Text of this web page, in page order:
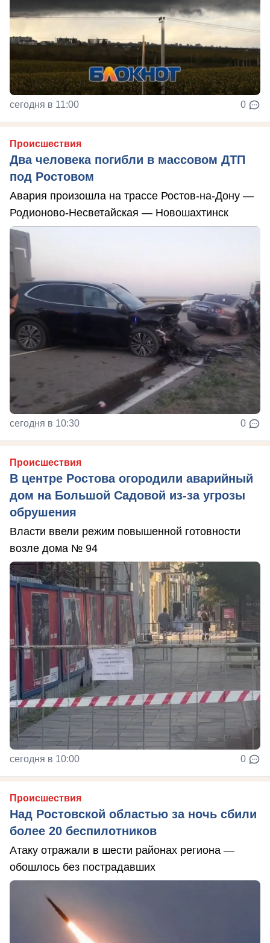
сегодня в 11:00 0
Происшествия
Два человека погибли в массовом ДТП
под Ростовом
Авария произошла на трассе Ростов-на-Дону —
Родионово-Несветайская — Новошахтинск
сегодня в 10:30 0
Происшествия
В центре Ростова огородили аварийный
дом на Большой Садовой из-за угрозы
обрушения
Власти ввели режим повышенной готовности
возле дома № 94
сегодня в 10:00 0
Происшествия
Над Ростовской областью за ночь сбили
более 20 беспилотников
Атаку отражали в шести районах региона —
обошлось без пострадавших